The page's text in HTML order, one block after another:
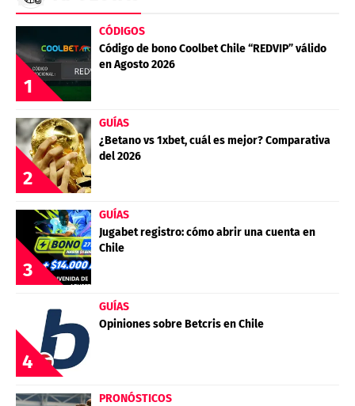
1
CÓDIGOS
Código de bono Coolbet Chile “REDVIP” válido
en Agosto 2026
2
GUÍAS
¿Betano vs 1xbet, cuál es mejor? Comparativa
del 2026
3
GUÍAS
Jugabet registro: cómo abrir una cuenta en
Chile
4
GUÍAS
Opiniones sobre Betcris en Chile
PRONÓSTICOS